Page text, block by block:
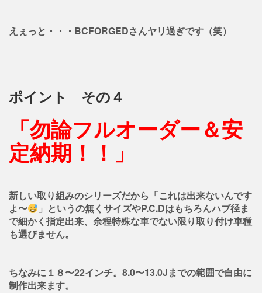
えぇっと・・・BCFORGEDさんヤリ過ぎです（笑）
ポイント その４
「勿論フルオーダー＆安
定納期！！」
新しい取り組みのシリーズだから「これは出来ないんです
よ〜
」というの無くサイズやP.C.Dはもちろんハブ径ま
で細かく指定出来、余程特殊な車でない限り取り付け車種
も選びません。
ちなみに１８〜22インチ。8.0〜13.0Jまでの範囲で自由に
制作出来ます。